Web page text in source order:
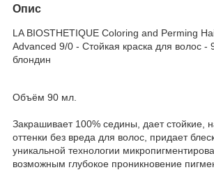
Опис
LA BIOSTHETIQUE Coloring and Perming
Advanced 9/0 - Стойкая краска для волос -
блондин
Объём 90 мл.
Закрашивает 100% седины, дает стойкие,
оттенки без вреда для волос, придает
уникальной технологии
возможным глубокое проникновение